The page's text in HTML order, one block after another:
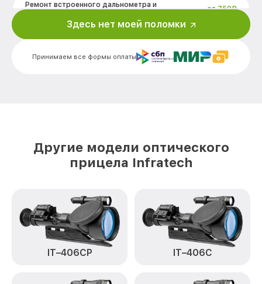
Ремонт встроенного дальнометра и
от 750₽
от 750₽
Замена ключей управления IT-124C
Замена аккумулятора IT-124C Infratech от 590₽
Замена процессора IT-124C Infratech от 650₽
Замена USB порта IT-124C Infratech от 590₽
Ремонт цепи питания IT-124C Infratech от 1000₽
Принимаем все формы оплаты
Здесь нет моей поломки
Другие модели оптического
прицела Infratech
IT–406СP IT–406С